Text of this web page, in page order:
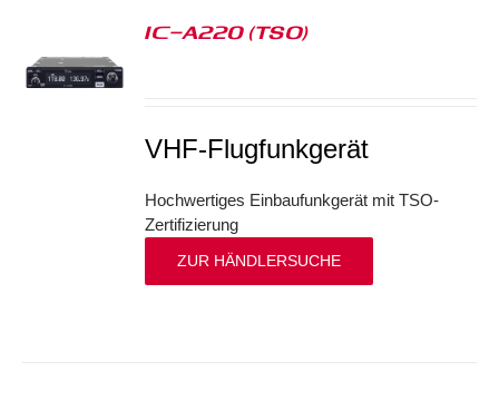
IC-A220 (TSO)
VHF-Flugfunkgerät
Hochwertiges Einbaufunkgerät mit TSO-
Zertifizierung
ZUR HÄNDLERSUCHE